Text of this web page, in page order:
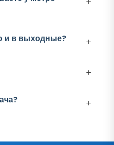
и в выходные?